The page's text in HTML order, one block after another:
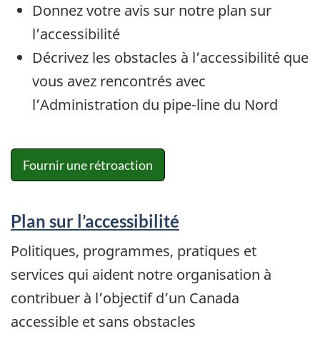
Donnez votre avis sur notre plan sur
l’accessibilité
Décrivez les obstacles à l’accessibilité que
vous avez rencontrés avec
l’Administration du pipe-line du Nord
Fournir une rétroaction
Plan sur l’accessibilité
Politiques, programmes, pratiques et
services qui aident notre organisation à
contribuer à l’objectif d’un Canada
accessible et sans obstacles